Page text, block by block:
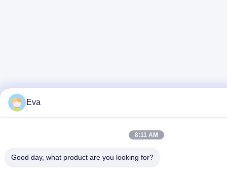
Eva
8:11 AM
Good day, what product are you looking for?